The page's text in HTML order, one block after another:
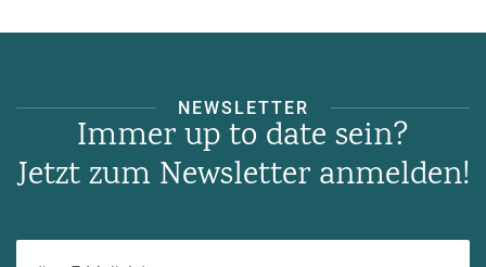
NEWSLETTER
Immer up to date sein?
Jetzt zum Newsletter anmelden!